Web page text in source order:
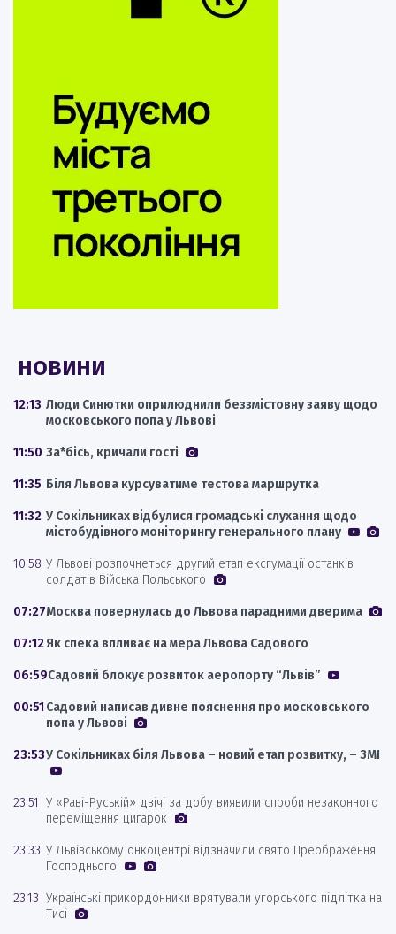
НОВИНИ
12:13 Люди Синютки оприлюднили беззмістовну заяву щодо
московського попа у Львові
11:50 За*бісь, кричали гості
11:35 Біля Львова курсуватиме тестова маршрутка
11:32 У Сокільниках відбулися громадські слухання щодо
містобудівного моніторингу генерального плану
10:58 У Львові розпочнеться другий етап ексгумації останків
солдатів Війська Польського
07:27Москва повернулась до Львова парадними дверима
07:12Як спека впливає на мера Львова Садового
06:59Садовий блокує розвиток аеропорту “Львів”
00:51 Садовий написав дивне пояснення про московського
попа у Львові
23:53У Сокільниках біля Львова – новий етап розвитку, – ЗМІ
23:51 У «Раві-Руській» двічі за добу виявили спроби незаконного
переміщення цигарок
23:33 У Львівському онкоцентрі відзначили свято Преображення
Господнього
23:13 Українські прикордонники врятували угорського підлітка на
Тисі